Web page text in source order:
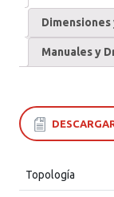
Dimensiones
Manuales y
Topología